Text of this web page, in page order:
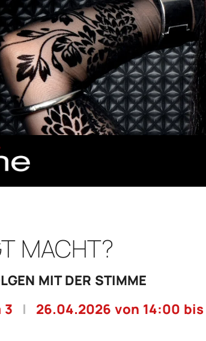
MACHT?
MIT DER STIMME
3 | 26.04.2026 von 14:00